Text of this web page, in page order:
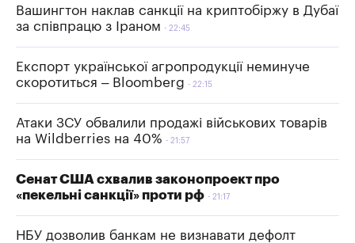
Вашингтон наклав санкції на криптобіржу в Дубаї
за співпрацю з Іраном
22:45
Експорт української агропродукції неминуче
скоротиться – Bloomberg
22:15
Атаки ЗСУ обвалили продажі військових товарів
на Wildberries на 40%
21:57
Сенат США схвалив законопроект про
«пекельні санкції» проти рф
21:17
НБУ дозволив банкам не визнавати дефолт